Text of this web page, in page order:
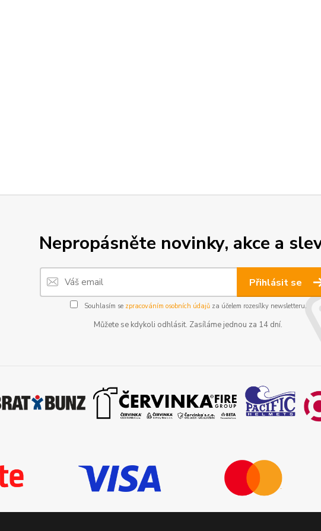
Nepropásněte novinky, akce a
Přihlásit se
Souhlasím se zpracováním osobních údajůza účelem rozesílky newsletteru.
Můžete se kdykoli odhlásit. Zasíláme jednou za 14 dní.